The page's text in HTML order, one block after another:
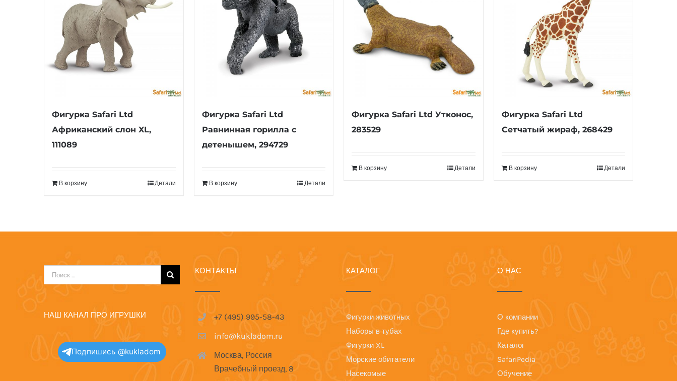
Фигурка Safari Ltd
Африканский слон XL,
111089
В корзину Детали
Фигурка Safari Ltd
Равнинная горилла с
детенышем, 294729
В корзину Детали
Фигурка Safari Ltd Утконос,
283529
В корзину Детали
Фигурка Safari Ltd
Сетчатый жираф, 268429
В корзину Детали
Результат
поиска:
НАШ КАНАЛ ПРО ИГРУШКИ
Подпишись @kukladom
КОНТАКТЫ
+7 (495) 995-58-43
info@kukladom.ru
Москва, Россия
Врачебный проезд, 8
КАТАЛОГ
Фигурки животных
Наборы в тубах
Фигурки XL
Морские обитатели
Насекомые
О НАС
О компании
Где купить?
Каталог
SafariPedia
Обучение